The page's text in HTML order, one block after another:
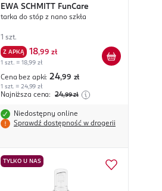
EWA SCHMITT FunCare
tarka do stóp z nano szkła
1 szt.
Z APKĄ 18,99 zł
1 szt. = 18,99 zł
Cena bez apki: 24,99 zł
1 szt. = 24,99 zł
Najniższa cena: 24,99 zł
Niedostępny online
Sprawdź dostępność w drogerii
TYLKO U NAS